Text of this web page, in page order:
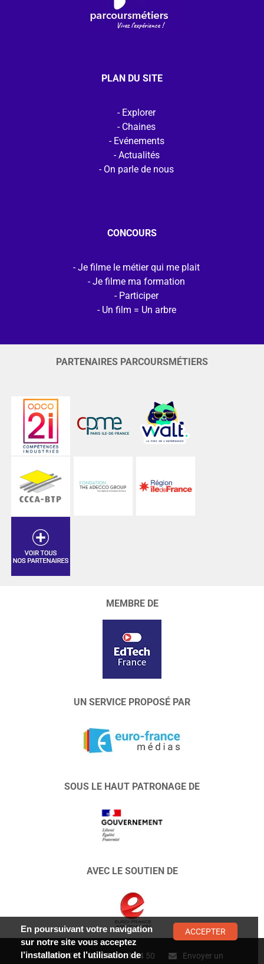
PLAN DU SITE
Explorer
Chaines
Evénements
Actualités
On parle de nous
CONCOURS
Je filme le métier qui me plait
Je filme ma formation
Participer
Un film = Un arbre
PARTENAIRES PARCOURSMÉTIERS
MEMBRE DE
UN SERVICE PROPOSÉ PAR
SOUS LE HAUT PATRONAGE DE
AVEC LE SOUTIEN DE
CONTACT : 01 47 01 34 50
Envoyer un
En poursuivant votre navigation
sur notre site vous acceptez
l’installation et l’utilisation de
ACCEPTER